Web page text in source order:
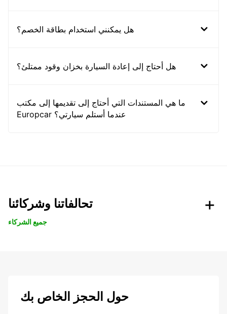
هل يمكنني استخدام بطاقة الخصم؟
هل أحتاج إلى إعادة السيارة بخزان وقود ممتلئ؟
ما هي المستندات التي أحتاج إلى تقديمها إلى مكتب
Europcar عندما أستلم سيارتي؟
تحالفاتنا وشركائنا
جميع الشركاء
حول الحجز الخاص بك